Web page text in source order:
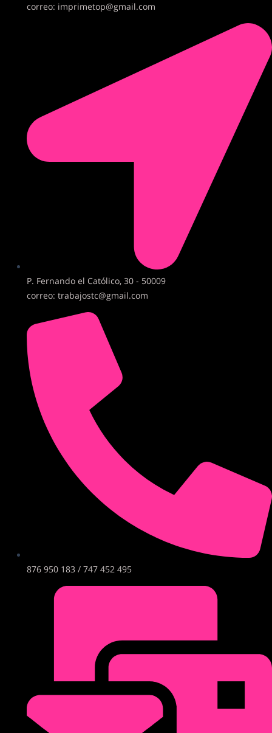
correo: imprimetop@gmail.com
P. Fernando el Católico, 30 - 50009
correo: trabajostc@gmail.com
876 950 183 / 747 452 495